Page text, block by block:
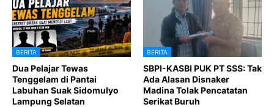
BERITA
Dua Pelajar Tewas
Tenggelam di Pantai
Labuhan Suak Sidomulyo
Lampung Selatan
BERITA
SBPI-KASBI PUK PT SSS: Tak
Ada Alasan Disnaker
Madina Tolak Pencatatan
Serikat Buruh